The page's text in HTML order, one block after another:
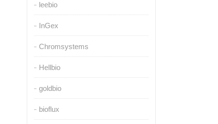
leebio
InGex
Chromsystems
Hellbio
goldbio
bioflux